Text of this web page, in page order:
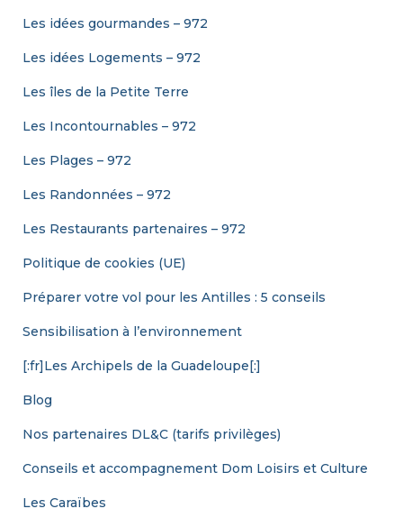
Les idées gourmandes – 972
Les idées Logements – 972
Les îles de la Petite Terre
Les Incontournables – 972
Les Plages – 972
Les Randonnées – 972
Les Restaurants partenaires – 972
Politique de cookies (UE)
Préparer votre vol pour les Antilles : 5 conseils
Sensibilisation à l’environnement
[:fr]Les Archipels de la Guadeloupe[:]
Blog
Nos partenaires DL&C (tarifs privilèges)
Conseils et accompagnement Dom Loisirs et Culture
Les Caraïbes